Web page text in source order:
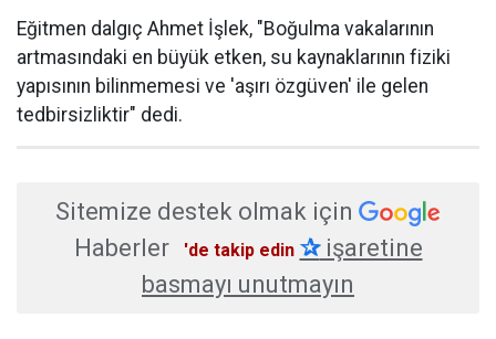
Eğitmen dalgıç Ahmet İşlek, "Boğulma vakalarının
artmasındaki en büyük etken, su kaynaklarının fiziki
yapısının bilinmemesi ve 'aşırı özgüven' ile gelen
tedbirsizliktir" dedi.
Sitemize destek olmak için
Haberler
'de takip edin ✰işaretine
basmayı unutmayın